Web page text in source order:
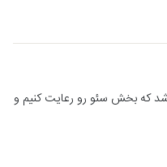
که بخش سئو رو رعایت کنیم و